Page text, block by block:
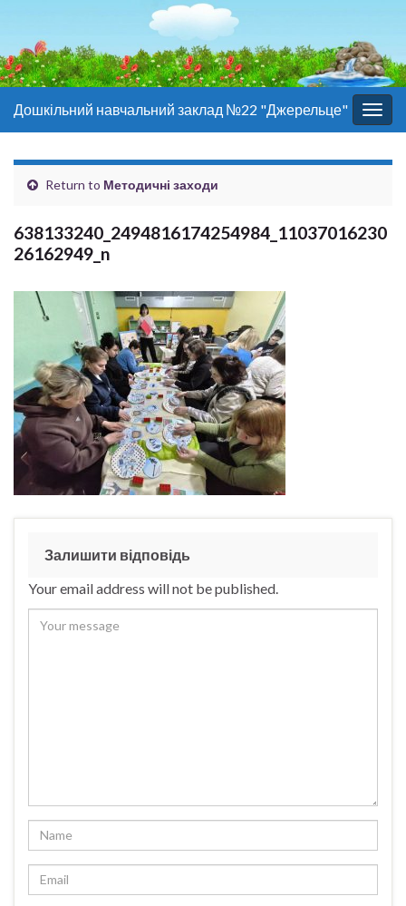
Дошкільний навчальний заклад №22 "Джерельце"
Return to Методичні заходи
638133240_2494816174254984_11037016230
26162949_n
Залишити відповідь
Your email address will not be published.